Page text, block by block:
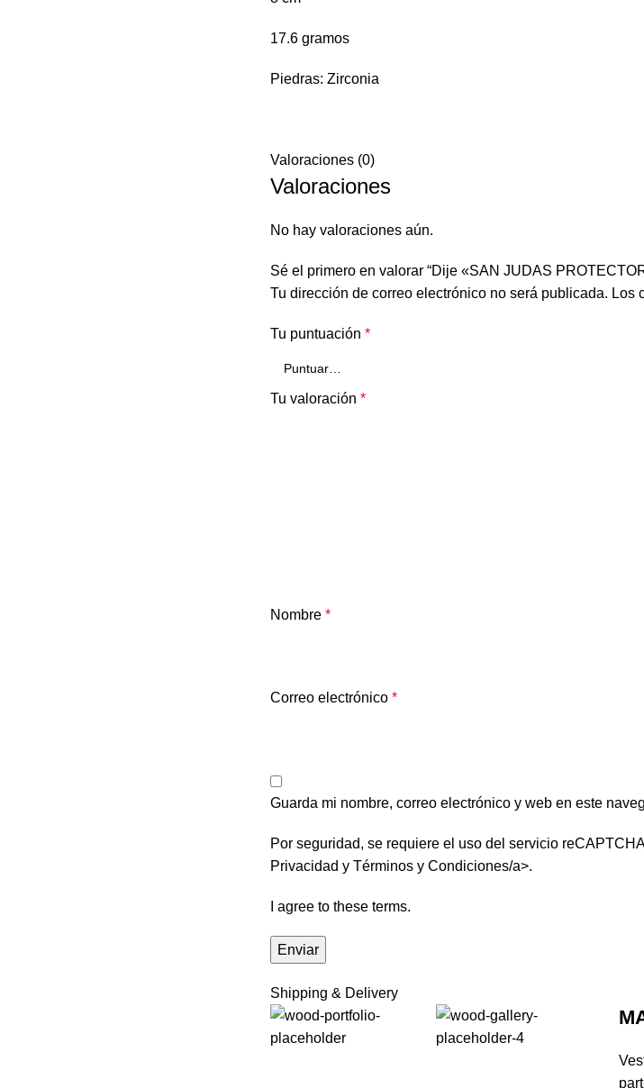
17.6 gramos
Piedras: Zirconia
Valoraciones (0)
Valoraciones
No hay valoraciones aún.
Sé el primero en valorar “Dije «SAN JUDAS
Tu dirección de correo electrónico no será publicada. Los
Tu puntuación *
Tu valoración *
Nombre *
Correo electrónico *
Guarda mi nombre, correo electrónico y web en este
Por seguridad, se requiere el uso del servicio
Privacidad y Términos y Condiciones/a>.
I agree to these terms.
Shipping & Delivery